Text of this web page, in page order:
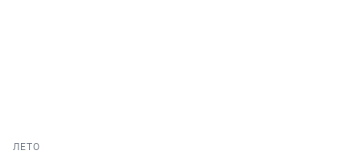
ЛЕТО